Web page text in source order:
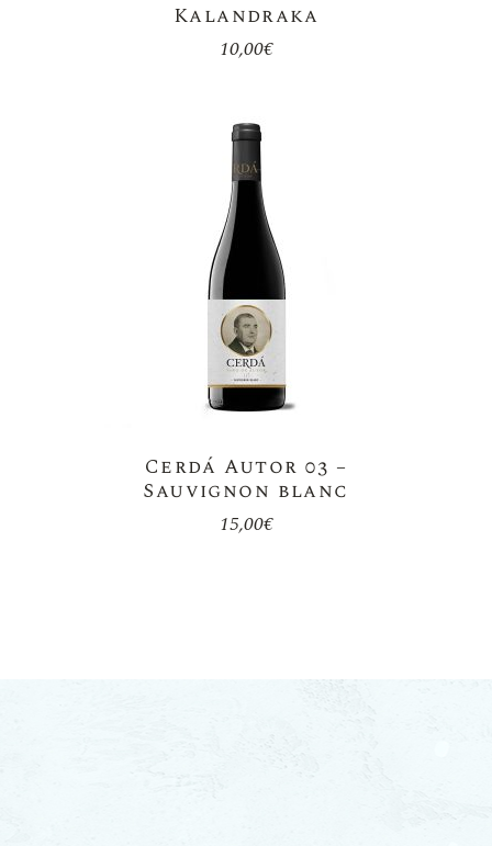
Kalandraka
10,00€
Cerdá Autor 03 –
Sauvignon blanc
15,00€